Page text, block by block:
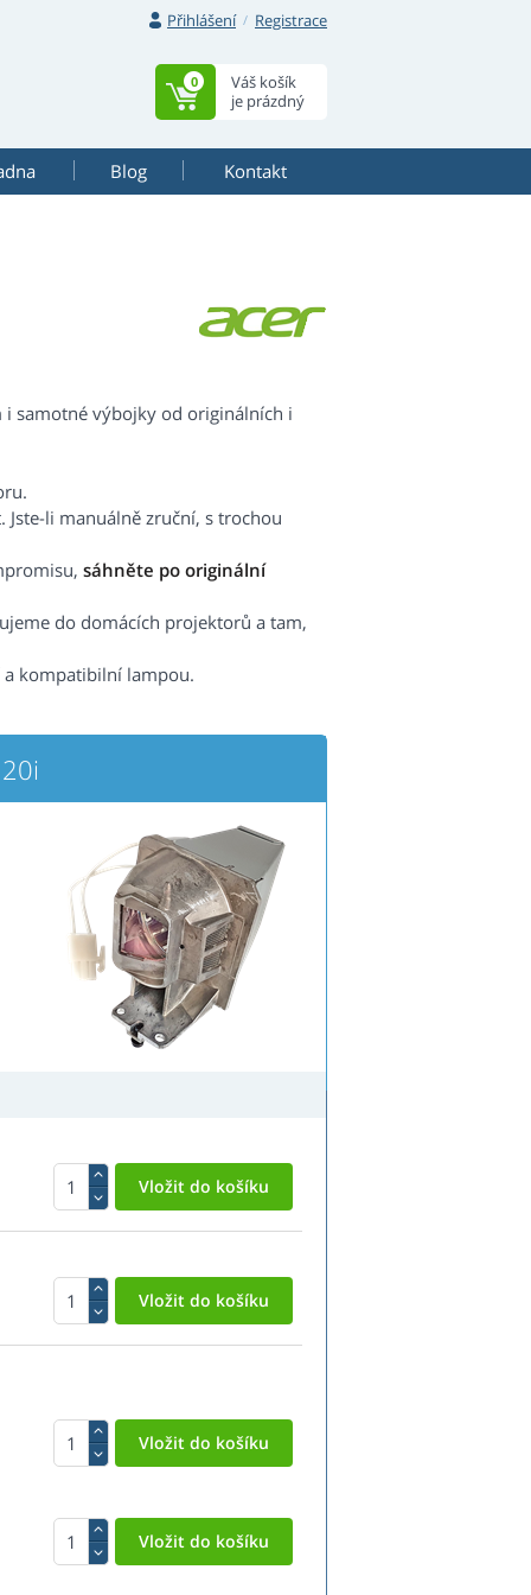
Přihlášení Registrace
Váš košík
je prázdný
0
Blog Kontakt
i samotné výbojky od originálních i
li manuálně zruční, s trochou
sáhněte po originální
do domácích projektorů a tam,
kompatibilní lampou.